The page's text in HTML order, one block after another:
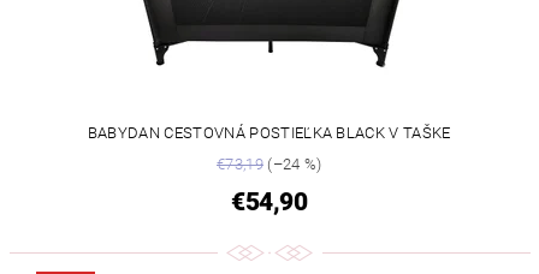
BABYDAN CESTOVNÁ POSTIEĽKA BLACK V TAŠKE
€73,19(–24 %)
€54,90